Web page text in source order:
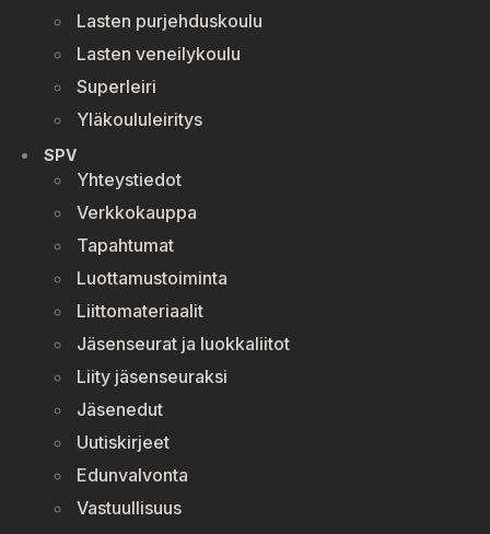
Lasten purjehduskoulu
Lasten veneilykoulu
Superleiri
Yläkoululeiritys
SPV
Yhteystiedot
Verkkokauppa
Tapahtumat
Luottamustoiminta
Liittomateriaalit
Jäsenseurat ja luokkaliitot
Liity jäsenseuraksi
Jäsenedut
Uutiskirjeet
Edunvalvonta
Vastuullisuus